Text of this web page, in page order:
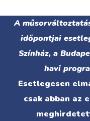
A
időpontjai
Színház, a
havi
Esetlegesen
csak abban az